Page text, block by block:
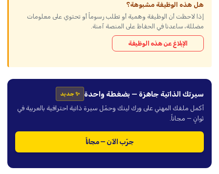
هل هذه الوظيفة مشبوهة؟
إذا لاحظت أن الوظيفة وهمية أو تطلب رسوماً أو تحتوي على معلومات
مضللة، ساعدنا في الحفاظ على المنصة آمنة.
الإبلاغ عن هذه الوظيفة
سيرتك الذاتية جاهزة — بضغطة واحدة ✨ جديد
أكمل ملفك المهني على ورك لينك وحمّل سيرة ذاتية احترافية بالعربية في
ثوانٍ — مجاناً.
جرّب الآن — مجاناً